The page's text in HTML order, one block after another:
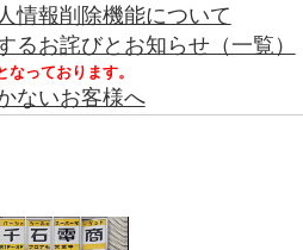
情報削除機能について
お詫びとお知らせ（一覧）
っております。
ないお客様へ